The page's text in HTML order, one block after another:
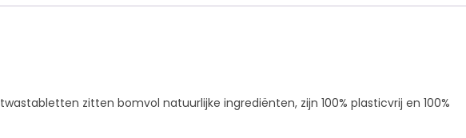
zitten bomvol natuurlijke ingrediënten, zijn 100% plasticvrij en 100%